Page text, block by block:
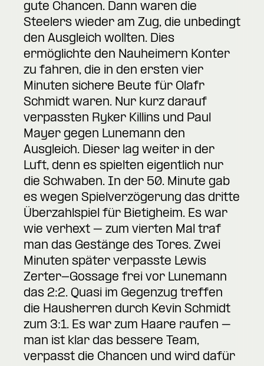
gute Chancen. Dann waren die
Steelers wieder am Zug, die unbedingt
den Ausgleich wollten. Dies
ermöglichte den Nauheimern Konter
zu fahren, die in den ersten vier
Minuten sichere Beute für Olafr
Schmidt waren. Nur kurz darauf
verpassten Ryker Killins und Paul
Mayer gegen Lunemann den
Ausgleich. Dieser lag weiter in der
Luft, denn es spielten eigentlich nur
die Schwaben. In der 50. Minute gab
es wegen Spielverzögerung das dritte
Überzahlspiel für Bietigheim. Es war
wie verhext – zum vierten Mal traf
man das Gestänge des Tores. Zwei
Minuten später verpasste Lewis
Zerter-Gossage frei vor Lunemann
das 2:2. Quasi im Gegenzug treffen
die Hausherren durch Kevin Schmidt
zum 3:1. Es war zum Haare raufen –
man ist klar das bessere Team,
verpasst die Chancen und wird dafür